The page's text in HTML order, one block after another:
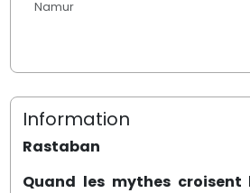
Namur
Information
Rastaban
Quand les mythes croisent